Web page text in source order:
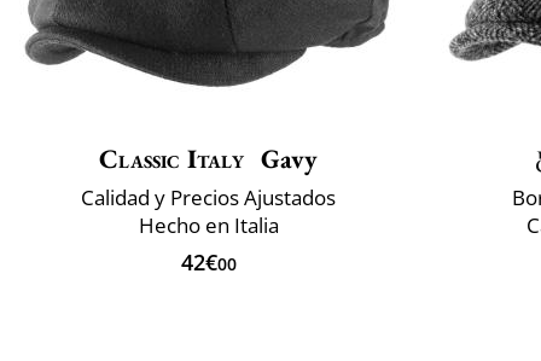
Classic Italy Gavy
Calidad y Precios Ajustados
Hecho en Italia
42€00